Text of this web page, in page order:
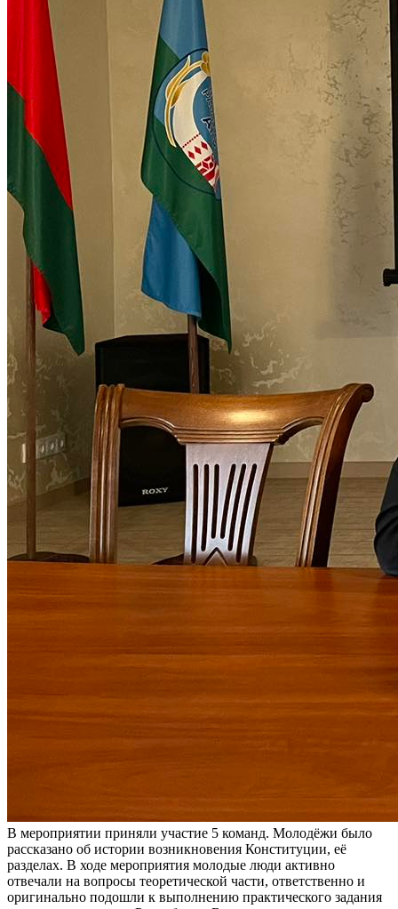
В мероприятии приняли участие 5 команд. Молодёжи было
рассказано об истории возникновения Конституции, её
разделах. В ходе мероприятия молодые люди активно
отвечали на вопросы теоретической части, ответственно и
оригинально подошли к выполнению практического задания